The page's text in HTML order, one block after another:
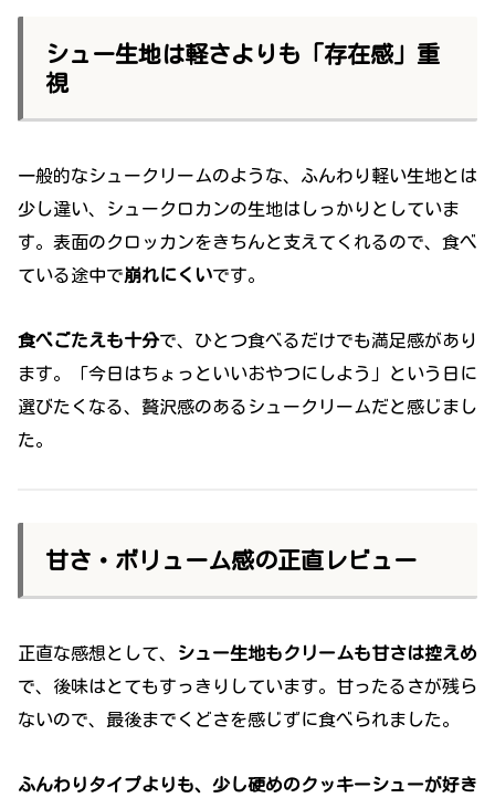
シュー生地は軽さよりも「存在感」重
視
一般的なシュークリームのような、ふんわり軽い生地とは
少し違い、シュークロカンの生地はしっかりとしていま
す。表面のクロッカンをきちんと支えてくれるので、食べ
ている途中で崩れにくいです。
食べごたえも十分で、ひとつ食べるだけでも満足感があり
ます。「今日はちょっといいおやつにしよう」という日に
選びたくなる、贅沢感のあるシュークリームだと感じまし
た。
甘さ・ボリューム感の正直レビュー
正直な感想として、
シュー生地もクリームも甘さは控えめ
で、後味はとてもすっきりしています。甘ったるさが残ら
ないので、最後までくどさを感じずに食べられました。
ふんわりタイプよりも、少し硬めのクッキーシューが好き